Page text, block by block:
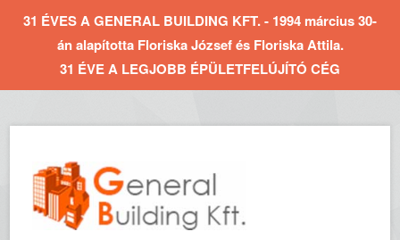
31 ÉVES A GENERAL BUILDING KFT. - 1994 március 30-
án alapította Floriska József és Floriska Attila.
31 ÉVE A LEGJOBB ÉPÜLETFELÚJÍTÓ CÉG